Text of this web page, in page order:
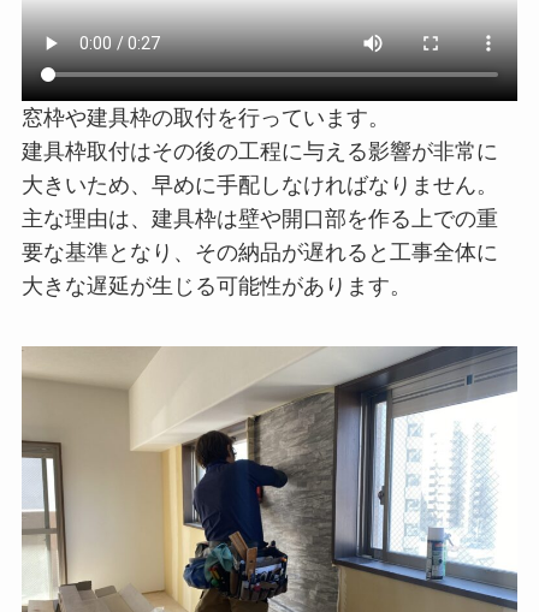
窓枠や建具枠の取付を行っています。
建具枠取付はその後の工程に与える影響が非常に
大きいため、早めに手配しなければなりません。
主な理由は、建具枠は壁や開口部を作る上での重
要な基準となり、その納品が遅れると工事全体に
大きな遅延が生じる可能性があります。